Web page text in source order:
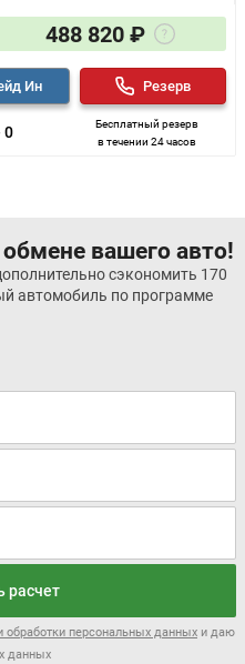
488 820 ₽
0
Ин
Бесплатный резерв
в течении 24 часов
Резерв
вашего авто!
сэкономить 170
автомобиль по программе
расчет
обработки персональных данных и даю
данных